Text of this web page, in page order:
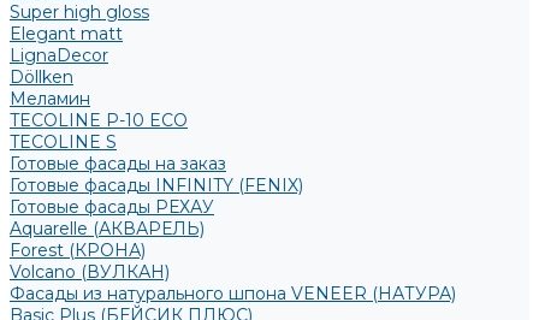
Super high gloss
Elegant matt
LignaDecor
Döllken
Меламин
TECOLINE P-10 ECO
TECOLINE S
Готовые фасады на заказ
Готовые фасады INFINITY (FENIX)
Готовые фасады РЕХАУ
Aquarelle (АКВАРЕЛЬ)
Forest (КРОНА)
Volcano (ВУЛКАН)
Фасады из натурального шпона VENEER (НАТУРА)
Basic Plus (БЕЙСИК ПЛЮС)